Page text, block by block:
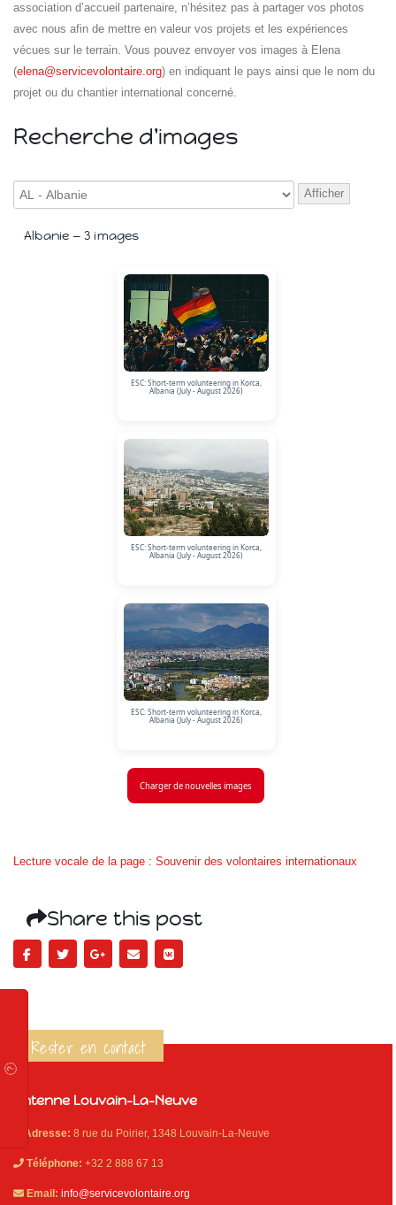
association d’accueil partenaire, n’hésitez pas à partager vos photos
avec nous afin de mettre en valeur vos projets et les expériences
vécues sur le terrain. Vous pouvez envoyer vos images à Elena
(elena@servicevolontaire.org) en indiquant le pays ainsi que le nom du
projet ou du chantier international concerné.
Recherche d'images
Afficher
Albanie — 3 images
ESC: Short-term volunteering in Korca,
Albania (July - August 2026)
ESC: Short-term volunteering in Korca,
Albania (July - August 2026)
ESC: Short-term volunteering in Korca,
Albania (July - August 2026)
Charger de nouvelles images
Lecture vocale de la page : Souvenir des volontaires internationaux
Share this post
Rester en contact
Antenne Louvain-La-Neuve
Adresse: 8 rue du Poirier, 1348 Louvain-La-Neuve
Téléphone: +32 2 888 67 13
Email: info@servicevolontaire.org
Islande
Russie
Pérou
Chine
Espagne
VietNam
Mexique
SVE